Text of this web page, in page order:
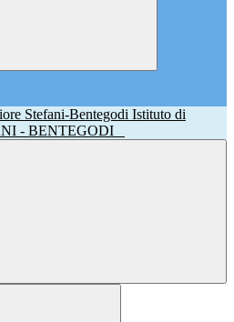
Istituto di
- BENTEGODI